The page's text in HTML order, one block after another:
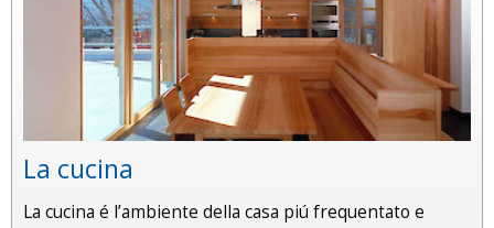
La cucina
La cucina é l’ambiente della casa piú frequentato e